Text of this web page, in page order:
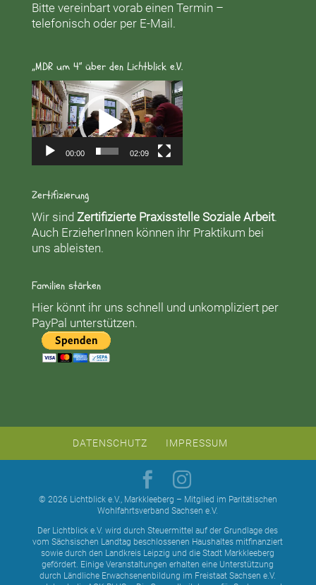
Bitte vereinbart vorab einen Termin –
telefonisch oder per E-Mail.
„MDR um 4“ über den Lichtblick e.V.
Video-
Player
00:00 02:09
Zertifizierung
Wir sind Zertifizierte Praxisstelle Soziale Arbeit.
Auch ErzieherInnen können ihr Praktikum bei
uns ableisten.
Familien stärken
Hier könnt ihr uns schnell und unkompliziert per
PayPal unterstützen.
DATENSCHUTZ IMPRESSUM
© 2026 Lichtblick e.V., Markkleeberg – Mitglied im Paritätischen
Wohlfahrtsverband Sachsen e.V.
Der Lichtblick e.V. wird durch Steuermittel auf der Grundlage des
vom Sächsischen Landtag beschlossenen Haushaltes mitfinanziert
sowie durch den Landkreis Leipzig und die Stadt Markkleeberg
gefördert. Einige Veranstaltungen erhalten eine Unterstützung
durch Ländliche Erwachsenenbildung im Freistaat Sachsen e.V.